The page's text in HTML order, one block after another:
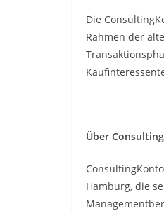
Die
Rahmen der
Über
Hamburg, die